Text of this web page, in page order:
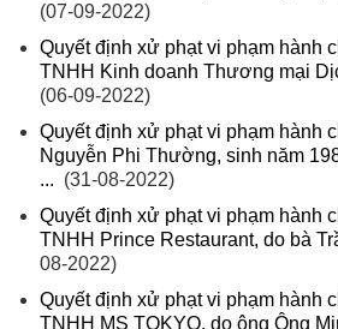
(07-09-2022)
Quyết định xử phạt vi phạm hành
TNHH Kinh doanh Thương mại
(06-09-2022)
Quyết định xử phạt vi phạm hành
Nguyễn Phi Thường, sinh năm
... (31-08-2022)
Quyết định xử phạt vi phạm hành
TNHH Prince Restaurant, do bà
08-2022)
Quyết định xử phạt vi phạm hành
TNHH MS TOKYO, do ông Ông